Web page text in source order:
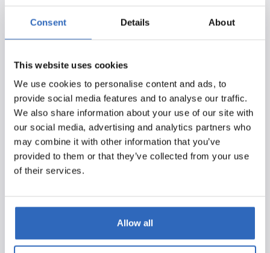
Consent Details About
This website uses cookies
We use cookies to personalise content and ads, to
provide social media features and to analyse our traffic.
We also share information about your use of our site with
our social media, advertising and analytics partners who
may combine it with other information that you’ve
provided to them or that they’ve collected from your use
of their services.
Allow all
Pfoe, ik dacht dat je alleen maar makkelijke vragen ging
nieuwkomer op de markt bent. Organisaties hebben
je ze dan zien te overtuigen dat ze een keer met jou
moeten komen praten. Dat is de uitdaging waar we elke
dag voor staan. Mensen bereiken, ook als ze het erg druk
hebben, en dan hun vaste gedragspatronen zien te
doorbreken. Dat is een grote uitdaging, maar ook een
hele mooie uitdaging. Als je mensen uiteindelijk weet te
Wat is de grootste misvatting over Watson die je in je
ervaring met klanten tegenkomt?
De grootste misvatting die ik zie is dat klanten denken